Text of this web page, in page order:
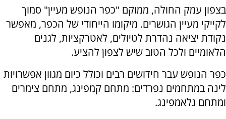
בצפון עמק החולה, ממוקם "כפר הנופש מעיין" סמוך
לקייקי מעיין הגושרים. מיקומו הייחודי של הכפר, מאפשר
נקודת יציאה נהדרת לטיולים, לאטרקציות, לגנים
הלאומיים ולכל הטוב שיש לצפון להציע.
כפר הנופש עבר חידושים רבים וכולל כיום מגוון אפשרויות
לינה במתחמים נפרדים: מתחם קמפינג, מתחם צימרים
ומתחם גלאמפינג.